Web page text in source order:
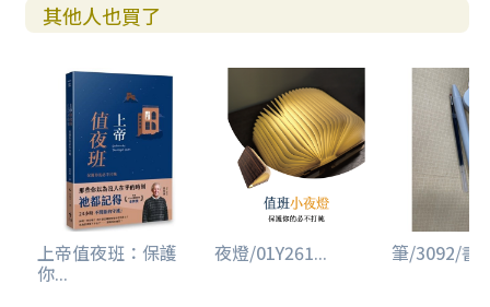
其他人也買了
上帝值夜班：保護
你...
夜燈/01Y261... 筆/3092/書